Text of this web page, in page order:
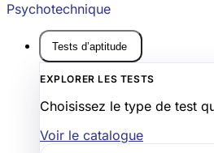
Psychotechnique
Tests d’aptitude
EXPLORER LES TESTS
Choisissez le type de test
Voir le catalogue